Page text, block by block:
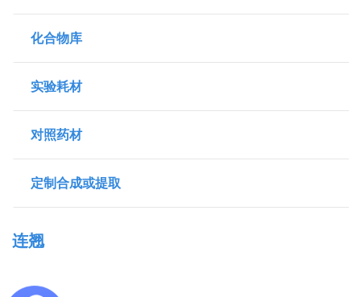
化合物库
实验耗材
对照药材
定制合成或提取
连翘